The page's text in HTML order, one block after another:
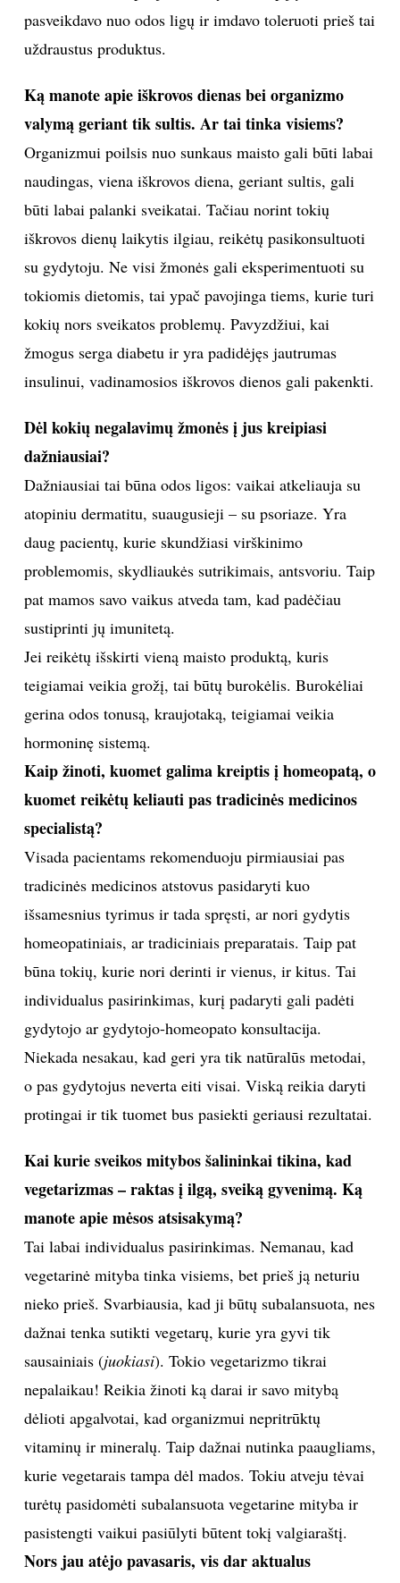
kodėl jo žarnynas pasidarė toks jautrus?
Greičiausiai reikėtų stiprinti žarnyną, kad gliuteną
atsisakyti yra labai sudėtinga. Man yra tekę
konsultuoti mamas dėl jų mažų vaikų, sergančių
įvairiomis odos ligomis. Tai buvo ligos, kurios rodė,
kad vaiko organizmas netoleruoja tam tikrų produktų.
Pritaikius homeopatijos ir mitybos terapiją, vaikai
pasveikdavo nuo odos ligų ir imdavo toleruoti prieš tai
uždraustus produktus.
Ką manote apie iškrovos dienas bei organizmo
valymą geriant tik sultis. Ar tai tinka visiems?
Organizmui poilsis nuo sunkaus maisto gali būti labai
būti labai palanki sveikatai. Tačiau norint tokių
su gydytoju. Ne visi žmonės gali eksperimentuoti su
tokiomis dietomis, tai ypač pavojinga tiems, kurie turi
kokių nors sveikatos problemų. Pavyzdžiui, kai
žmogus serga diabetu ir yra padidėjęs jautrumas
insulinui, vadinamosios iškrovos dienos gali pakenkti.
Dėl kokių negalavimų žmonės į jus kreipiasi
dažniausiai?
Dažniausiai tai būna odos ligos: vaikai atkeliauja su
atopiniu dermatitu, suaugusieji – su psoriaze. Yra
daug pacientų, kurie skundžiasi virškinimo
problemomis, skydliaukės sutrikimais, antsvoriu. Taip
pat mamos savo vaikus atveda tam, kad padėčiau
sustiprinti jų imunitetą.
Jei reikėtų išskirti vieną maisto produktą, kuris
teigiamai veikia grožį, tai būtų burokėlis. Burokėliai
gerina odos tonusą, kraujotaką, teigiamai veikia
hormoninę sistemą.
Kaip žinoti, kuomet galima kreiptis į homeopatą, o
kuomet reikėtų keliauti pas tradicinės medicinos
specialistą?
Visada pacientams rekomenduoju pirmiausiai pas
tradicinės medicinos atstovus pasidaryti kuo
homeopatiniais, ar tradiciniais preparatais. Taip pat
būna tokių, kurie nori derinti ir vienus, ir kitus. Tai
individualus pasirinkimas, kurį padaryti gali padėti
gydytojo ar gydytojo-homeopato konsultacija.
Niekada nesakau, kad geri yra tik natūralūs metodai,
o pas gydytojus neverta eiti visai. Viską reikia daryti
protingai ir tik tuomet bus pasiekti geriausi rezultatai.
Kai kurie sveikos mitybos šalininkai tikina, kad
vegetarizmas – raktas į ilgą, sveiką gyvenimą. Ką
manote apie mėsos atsisakymą?
Tai labai individualus pasirinkimas. Nemanau, kad
vegetarinė mityba tinka visiems, bet prieš ją neturiu
nieko prieš. Svarbiausia, kad ji būtų subalansuota, nes
dažnai tenka sutikti vegetarų, kurie yra gyvi tik